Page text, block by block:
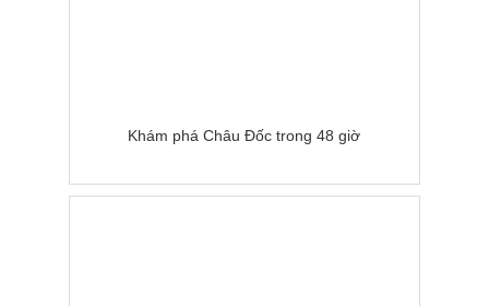
Khám phá Châu Đốc trong 48 giờ